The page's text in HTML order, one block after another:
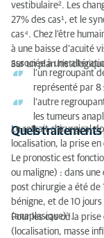
vestibulaire². Les
27% des cas¹, et le
cas⁴. Chez l’être
à une baisse d’acuité
associée à une
Sur un plan
l’un regroupant
représenté par 8
l’autre
les tumeurs
Quels traitements
Le retrait chirurgical
localisation, la prise
Le pronostic est
ou maligne) : dans
post chirurgie a été de
bénigne, et de 10
(anaplasique)⁴.
Pour les cas où la
(localisation, masse